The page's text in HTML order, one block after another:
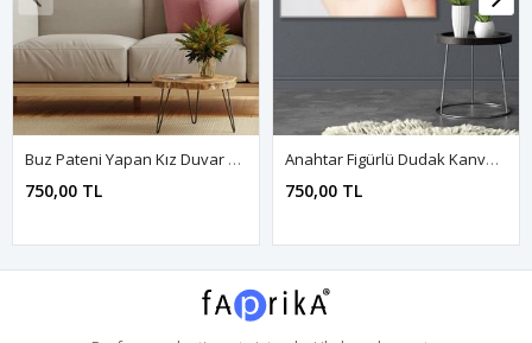
Buz Pateni Yapan Kız Duvar Kanvas Tablo 3322142
750,00 TL
Anahtar Figürlü Dudak Kanvas Duvar Tablo 3322538
750,00 TL